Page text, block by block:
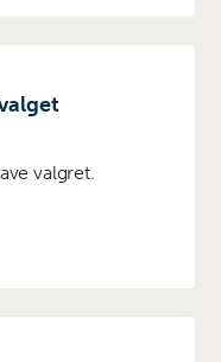
valgret.